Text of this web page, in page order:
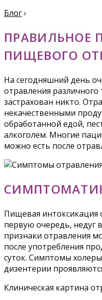
Блог›
ПРАВИЛЬНОЕ
ПИЩЕВОГО
На сегодняшний день
отравления различного
застрахован никто.
некачественными
обработанной едой,
алкоголем. Многие
можно есть после
Пищевая интоксикация
первую очередь, недуг
признаки отравления
после употребления
суток. Симптомы
дизентерии
Клиническая картина